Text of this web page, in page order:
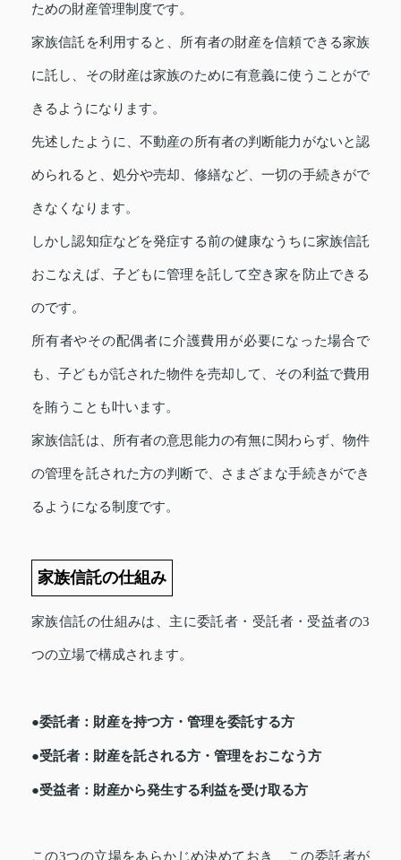
ための財産管理制度です。
家族信託を利用すると、所有者の財産を信頼できる家族
に託し、その財産は家族のために有意義に使うことがで
きるようになります。
先述したように、不動産の所有者の判断能力がないと認
められると、処分や売却、修繕など、一切の手続きがで
きなくなります。
しかし認知症などを発症する前の健康なうちに家族信託
おこなえば、子どもに管理を託して空き家を防止できる
のです。
所有者やその配偶者に介護費用が必要になった場合で
も、子どもが託された物件を売却して、その利益で費用
を賄うことも叶います。
家族信託は、所有者の意思能力の有無に関わらず、物件
の管理を託された方の判断で、さまざまな手続きができ
るようになる制度です。
家族信託の仕組み
家族信託の仕組みは、主に委託者・受託者・受益者の3
つの立場で構成されます。
●委託者：財産を持つ方・管理を委託する方
●受託者：財産を託される方・管理をおこなう方
●受益者：財産から発生する利益を受け取る方
この3つの立場をあらかじめ決めておき、この委託者が